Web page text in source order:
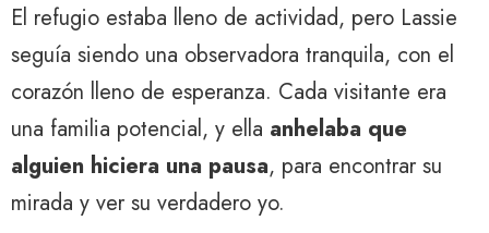
El refugio estaba lleno de actividad, pero Lassie
seguía siendo una observadora tranquila, con el
corazón lleno de esperanza. Cada visitante era
una familia potencial, y ella anhelaba que
alguien hiciera una pausa, para encontrar su
mirada y ver su verdadero yo.